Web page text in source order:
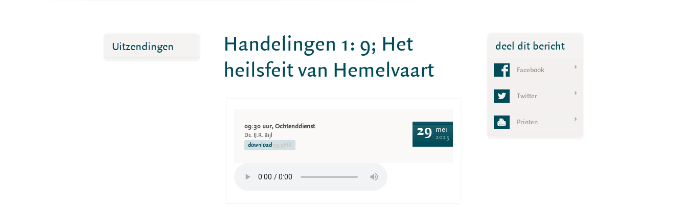
Handelingen 1: 9; Het
heilsfeit van Hemelvaart
09:30 uur, Ochtenddienst
Ds. IJ.R. Bijl
download 59.9MB
29 mei
2025
Uitzendingen deel dit bericht
Facebook
Twitter
Printen